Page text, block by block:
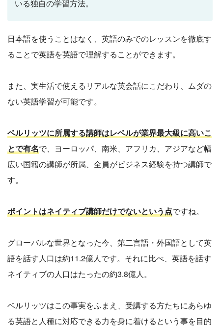
いる独自の学習方法。
日本語を使うことはなく、英語のみでのレッスンを徹底す
ることで英語を英語で理解することができます。
また、実生活で使えるリアルな英会話にこだわり、ムダの
ない英語学習が可能です。
ベルリッツに所属する講師はレベルが業界最大級に高いこ
とで有名で、ヨーロッパ、南米、アフリカ、アジアなど幅
広い国籍の講師が所属、全員がビジネス経験を持つ講師で
す。
ポイントはネイティブ講師だけでないという点ですね。
グローバルな世界となった今、第二言語・外国語として英
語を話す人口は約11.2億人です。それに比べ、英語を話す
ネイティブの人口はたったの約3.8億人。
ベルリッツはこの事実をふまえ、受講する方たちにあらゆ
る英語と人種に対応できる力を身に着けるという事を目的